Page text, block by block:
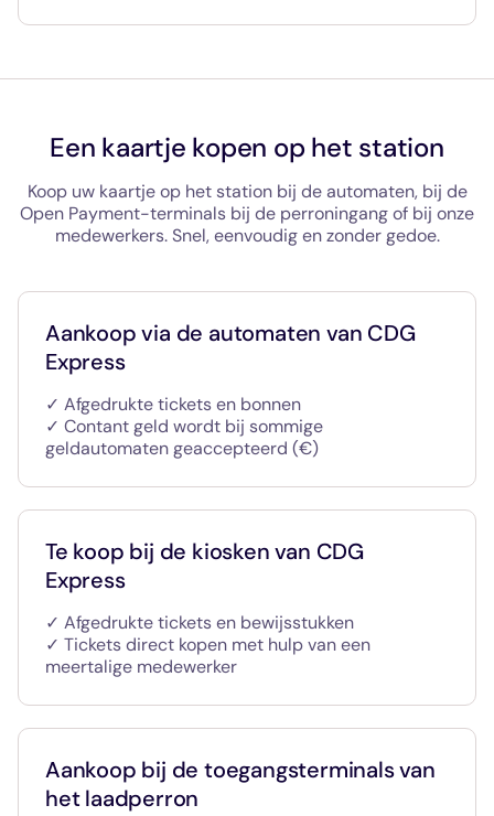
Een kaartje kopen op het station
Koop uw kaartje op het station bij de automaten, bij de
Open Payment-terminals bij de perroningang of bij onze
medewerkers. Snel, eenvoudig en zonder gedoe.
Aankoop via de automaten van CDG
Express
✓ Afgedrukte tickets en bonnen
✓ Contant geld wordt bij sommige
geldautomaten geaccepteerd (€)
Te koop bij de kiosken van CDG
Express
✓ Afgedrukte tickets en bewijsstukken
✓ Tickets direct kopen met hulp van een
meertalige medewerker
Aankoop bij de toegangsterminals van
het laadperron